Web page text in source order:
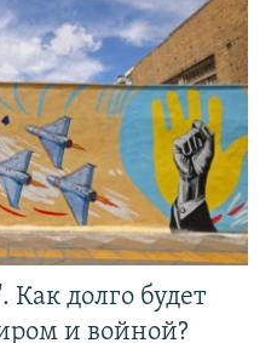
долго будет
и войной?